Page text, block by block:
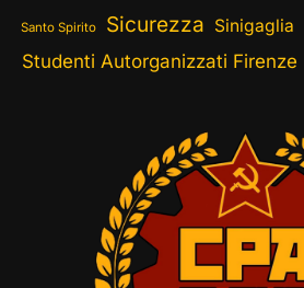
Santo Spirito Sicurezza Sinigaglia
Studenti Autorganizzati Firenze